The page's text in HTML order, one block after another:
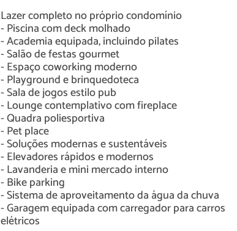
Lazer completo no próprio condomínio
- Piscina com deck molhado
- Academia equipada, incluindo pilates
- Salão de festas gourmet
- Espaço coworking moderno
- Playground e brinquedoteca
- Sala de jogos estilo pub
- Lounge contemplativo com fireplace
- Quadra poliesportiva
- Pet place
- Soluções modernas e sustentáveis
- Elevadores rápidos e modernos
- Lavanderia e mini mercado interno
- Bike parking
- Sistema de aproveitamento da água da chuva
- Garagem equipada com carregador para carros
elétricos